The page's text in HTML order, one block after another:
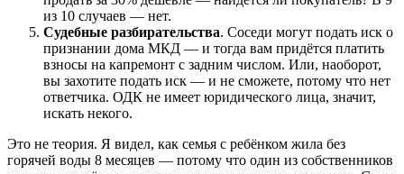
из 10 случаев — нет.
Судебные разбирательства. Соседи могут подать иск о
признании дома МКД — и тогда вам придётся платить
взносы на капремонт с задним числом. Или, наоборот,
вы захотите подать иск — и не сможете, потому что нет
ответчика. ОДК не имеет юридического лица, значит,
искать некого.
Это не теория. Я видел, как семья с ребёнком жила без
горячей воды 8 месяцев — потому что один из собственников